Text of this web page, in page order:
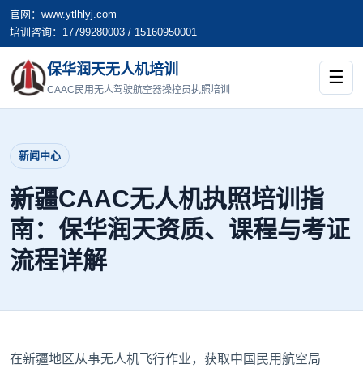
官网：www.ytlhlyj.com
培训咨询：17799280003 / 15160950001
保华润天无人机培训
CAAC民用无人驾驶航空器操控员执照培训
☰
新闻中心
新疆CAAC无人机执照培训指
南：保华润天资质、课程与考证
流程详解
在新疆地区从事无人机飞行作业，获取中国民用航空局